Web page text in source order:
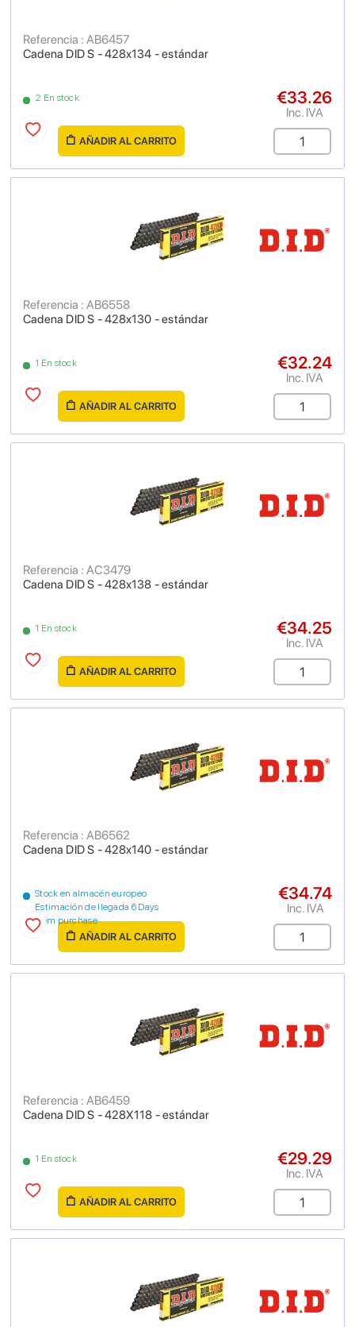
Cadena DID S - 428x134 - estándar
Referencia : AB6457
2 En stock €33.26
Inc. IVA
AÑADIR AL CARRITO
Cadena DID S - 428x130 - estándar
Referencia : AB6558
1 En stock €32.24
Inc. IVA
AÑADIR AL CARRITO
Cadena DID S - 428x138 - estándar
Referencia : AC3479
1 En stock €34.25
Inc. IVA
AÑADIR AL CARRITO
Cadena DID S - 428x140 - estándar
Referencia : AB6562
Stock en almacén europeo
Estimación de llegada 6 Days
from purchase
€34.74
Inc. IVA
AÑADIR AL CARRITO
Cadena DID S - 428X118 - estándar
Referencia : AB6459
1 En stock €29.29
Inc. IVA
AÑADIR AL CARRITO